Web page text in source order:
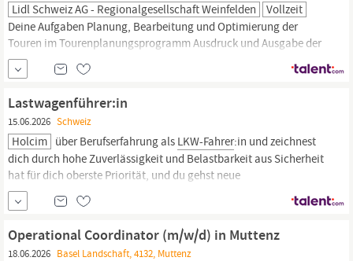
Lidl Schweiz AG - Regionalgesellschaft Weinfelden
Vollzeit
Deine Aufgaben Planung, Bearbeitung und Optimierung der
Touren im Tourenplanungsprogramm Ausdruck und Ausgabe der
Tourenladeberichte und weiterer Hilfsmittel an
Durchführung Spurenkontrolle der kommissionierten Ware
Telematik Zufahren von Waren anderer Sortimente oder Lagerorte
Annahme...
Lastwagenführer:in
15.06.2026 Schweiz
Holcim über Berufserfahrung als LKW-Fahrer:in und zeichnest
dich durch hohe Zuverlässigkeit und Belastbarkeit aus Sicherheit
hat für dich oberste Priorität, und du gehst neue
Herausforderungen motiviert an Du kennst dich in der Region gut
aus und hast ein ausgeprägtes technisches Verständnis Du
arbeitest selbstständig, verantwortungsbewusst und packst
gerne...
Operational Coordinator (m/w/d) in Muttenz
18.06.2026 Basel Landschaft, 4132, Muttenz